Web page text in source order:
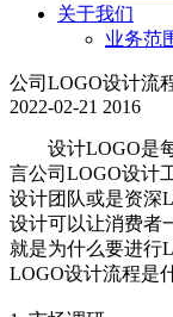
关于我们
业务范
公司LOGO设计流
2022-02-21 2016
设计LOGO是
言公司LOGO设计
设计团队或是资深
设计可以让消费者
就是为什么要进行
LOGO设计流程是